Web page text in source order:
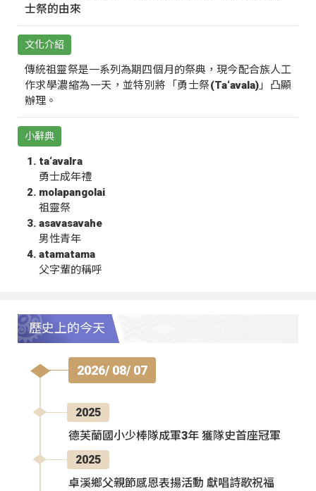
士祭的由來
文化介紹
傳統祖靈祭是一系列為期四個月的祭典，現今配合族人工
作求學濃縮為一天，並特別將「勇士祭(Ta‘avala)」凸顯
辦理。
小辭典
ta‘avalra
勇士成年禮
molapangolai
祖靈祭
asavasavahe
男性青年
atamatama
父字輩的稱呼
歷史上的今天
2026/ 08/ 07
2025
德芙蘭國小少棒隊成軍3年 獲隊史首座冠軍
2025
卓溪鄉父親節感恩表揚活動 獻唱詩歌祝福